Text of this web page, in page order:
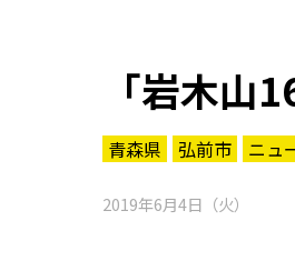
「岩木山
青森県 弘前市 ニュ
2019年6月4日（火）